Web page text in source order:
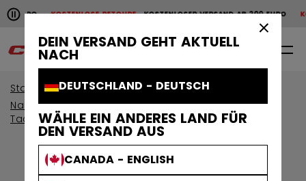
DEIN VERSAND GEHT AKTUELL
NACH
DEUTSCHLAND - DEUTSCH
WÄHLE EIN ANDERES LAND FÜR
DEN VERSAND AUS
CANADA - ENGLISH
Horizontale Bildlaufanimation anhalten.
EUROKOSTENLOSE RETOURE KOSTENLOSER VERSAND AB 200 EURO
KOSTENLOSER VERSAND AB 200 EURO KOSTENLOSE
0
Start
Schutzausrüstung
Nach Kollektion anzeigen
Tacks Schutzausrustung